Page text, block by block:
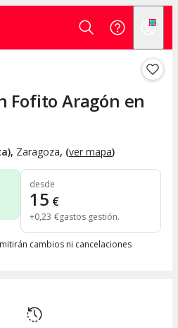
Fofito Aragón en
, Zaragoza, (ver mapa)
desde
15 €
+0,23 €gastos gestión
cambios ni cancelaciones